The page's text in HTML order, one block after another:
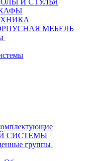
И СТУЛЬЯ
МЕБЕЛЬ
СИСТЕМЫ
группы